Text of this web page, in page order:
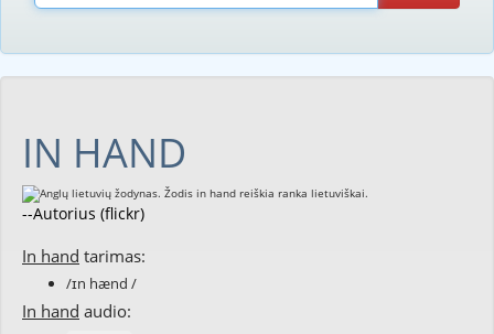
IN HAND
--Autorius (flickr)
In hand tarimas:
/ɪn hænd /
In hand audio: